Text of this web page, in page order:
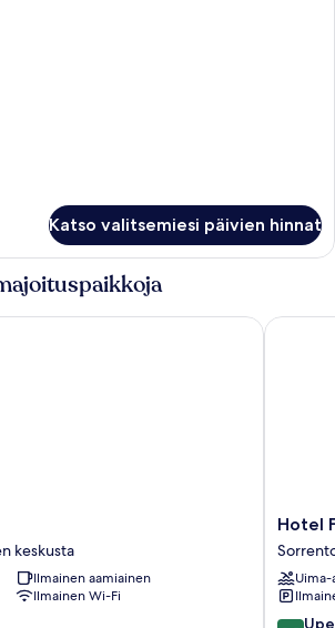
Katso valitsemiesi päivien hinnat
keskusta
Ilmainen aamiainen
Ilmainen Wi-Fi
Hotel
Florida
keskusta
Hotel
Uima-
9.2
Hotel